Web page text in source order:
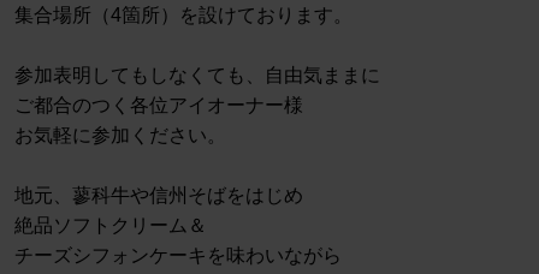
集合場所（4箇所）を設けております。
参加表明してもしなくても、自由気ままに
ご都合のつく各位アイオーナー様
お気軽に参加ください。
地元、蓼科牛や信州そばをはじめ
絶品ソフトクリーム＆
チーズシフォンケーキを味わいながら